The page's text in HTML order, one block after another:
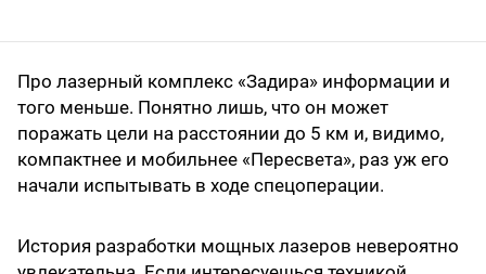
Про лазерный комплекс «Задира» информации и
того меньше. Понятно лишь, что он может
поражать цели на расстоянии до 5 км и, видимо,
компактнее и мобильнее «Пересвета», раз уж его
начали испытывать в ходе спецоперации.
История разработки мощных лазеров невероятно